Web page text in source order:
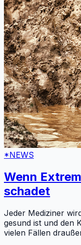
*NEWS
Wenn
schadet
Jeder Mediziner
gesund ist und den
vielen Fällen